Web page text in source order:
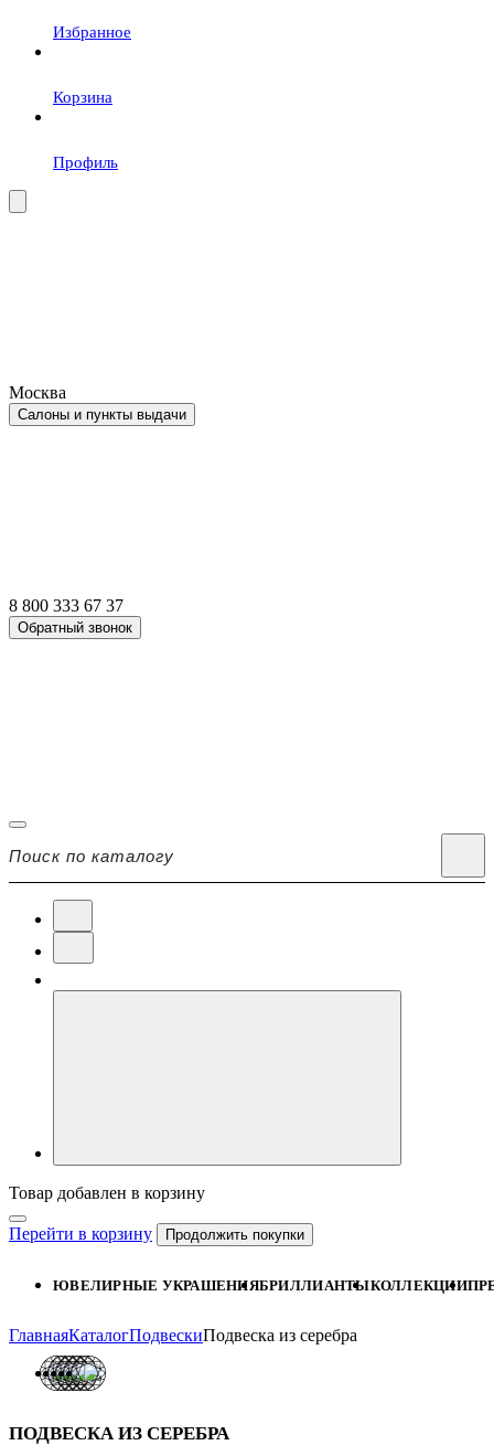
Избранное
Корзина
Профиль
Москва
Салоны и пункты выдачи
8 800 333 67 37
Обратный звонок
Товар добавлен в корзину
Перейти в корзину Продолжить покупки
ЮВЕЛИРНЫЕ УКРАШЕНИЯБРИЛЛИАНТЫКОЛЛЕКЦИИ
ГлавнаяКаталогПодвескиПодвеска из серебра
ПОДВЕСКА ИЗ СЕРЕБРА